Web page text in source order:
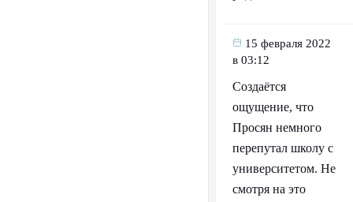
15 февраля 2022
в 03:12
Создаётся
ощущение, что
Просян немного
перепутал школу с
университетом. Не
смотря на это